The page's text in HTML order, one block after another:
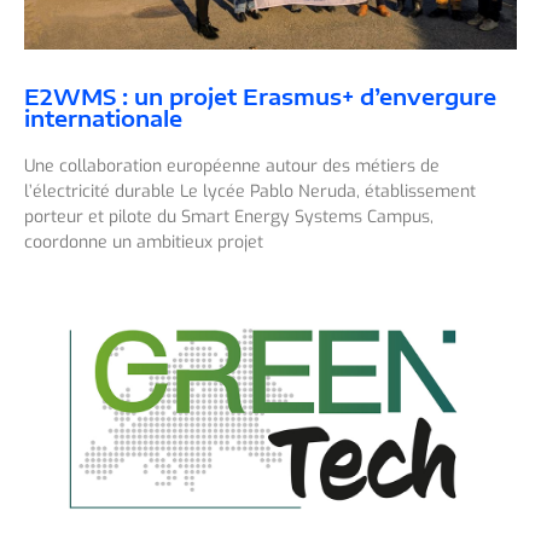
E2WMS : un projet Erasmus+ d’envergure
internationale
Une collaboration européenne autour des métiers de
l’électricité durable Le lycée Pablo Neruda, établissement
porteur et pilote du Smart Energy Systems Campus,
coordonne un ambitieux projet